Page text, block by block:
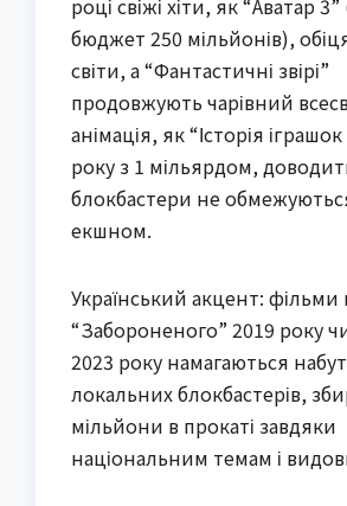
році свіжі хіти, як “Аватар
бюджет 250 мільйонів),
світи, а “Фантастичні звірі”
продовжують чарівний
анімація, як “Історія
року з 1 мільярдом,
блокбастери не
екшном.
Український акцент: фільми
“Забороненого” 2019 року
2023 року намагаються
локальних блокбастерів,
мільйони в прокаті завдяки
національним темам і